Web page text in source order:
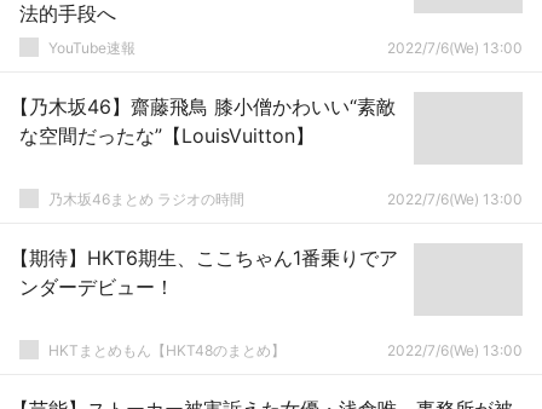
法的手段へ
YouTube速報 2022/7/6(We) 13:00
【乃木坂46】齋藤飛鳥 膝小僧かわいい“素敵
な空間だったな”【LouisVuitton】
乃木坂46まとめ ラジオの時間 2022/7/6(We) 13:00
【期待】HKT6期生、ここちゃん1番乗りでア
ンダーデビュー！
HKTまとめもん【HKT48のまとめ】 2022/7/6(We) 13:00